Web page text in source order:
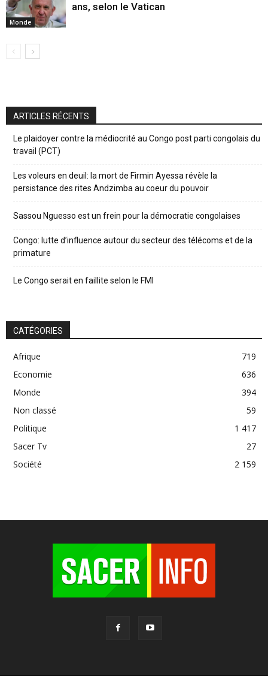
Monde
ans, selon le Vatican
ARTICLES RÉCENTS
Le plaidoyer contre la médiocrité au Congo post parti congolais du
travail (PCT)
Les voleurs en deuil: la mort de Firmin Ayessa révèle la
persistance des rites Andzimba au coeur du pouvoir
Sassou Nguesso est un frein pour la démocratie congolaises
Congo: lutte d’influence autour du secteur des télécoms et de la
primature
Le Congo serait en faillite selon le FMI
CATÉGORIES
Afrique
719
Economie
636
Monde
394
Non classé
59
Politique
1 417
Sacer Tv
27
Société
2 159